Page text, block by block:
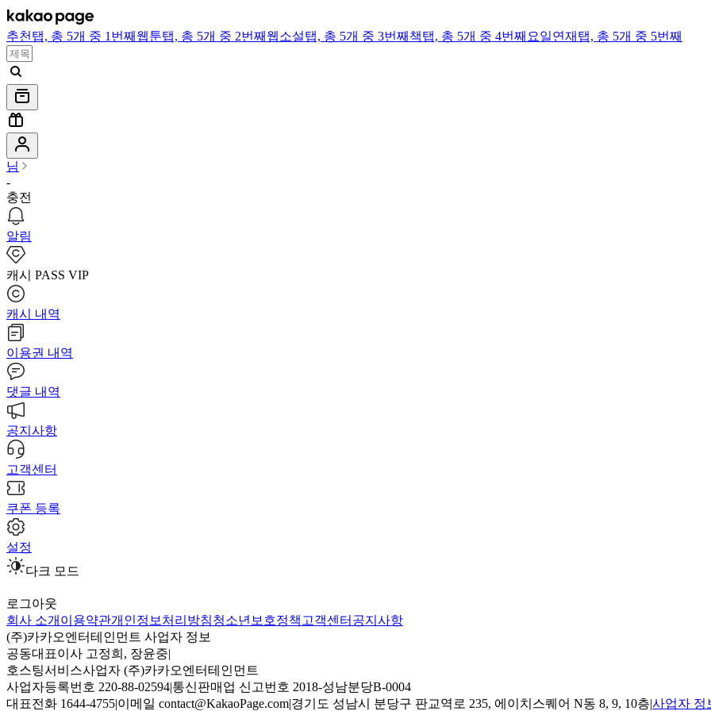
추천 탭, 총 5개 중 1번째 웹툰탭, 총 5개 중 2번째 웹소설탭, 총 5개 중 3번째 책탭, 총 5개 중 4번째 요일연재 탭, 총 5개 중 5번째
님
-
충전
알림
캐시 PASS VIP
캐시 내역
이용권 내역
댓글 내역
공지사항
고객센터
쿠폰 등록
설정
다크 모드
로그아웃
회사 소개 이용약관개인정보처리방침청소년보호정책 고객센터 공지사항
(주)카카오엔터테인먼트 사업자 정보
공동대표이사 고정희, 장윤중|
호스팅서비스사업자 (주)카카오엔터테인먼트
사업자등록번호 220-88-02594|통신판매업 신고번호 2018-성남분당B-0004
대표전화 1644-4755|이메일 contact@KakaoPage.com|경기도 성남시 분당구 판교역로 235, 에이치스퀘어 N동 8, 9, 10층|사업자 정